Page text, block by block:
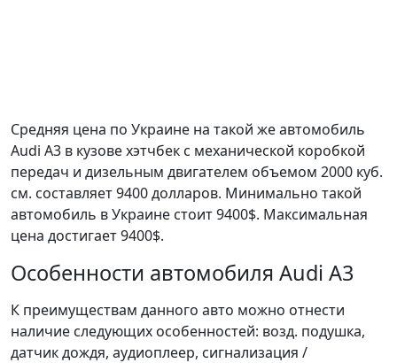
Средняя цена по Украине на такой же автомобиль
Audi A3 в кузове хэтчбек c механической коробкой
передач и дизельным двигателем объемом 2000 куб.
см. составляет 9400 долларов. Минимально такой
автомобиль в Украине стоит 9400$. Максимальная
цена достигает 9400$.
Особенности автомобиля Audi A3
К преимуществам данного авто можно отнести
наличие следующих особенностей: возд. подушка,
датчик дождя, аудиоплеер, сигнализация /